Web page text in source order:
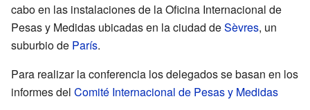
cabo en las instalaciones de la Oficina Internacional de
Pesas y Medidas ubicadas en la ciudad deSèvres, un
suburbio de París.
Para realizar la conferencia los delegados se basan en los
informes del Comité Internacional de Pesas y Medidas